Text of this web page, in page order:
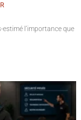
estimé l’importance que